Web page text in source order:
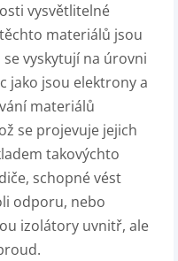
vysvětlitelné
materiálů jsou
vyskytují na úrovni
jako jsou elektrony a
materiálů
se projevuje jejich
takovýchto
schopné vést
odporu, nebo
izolátory uvnitř, ale